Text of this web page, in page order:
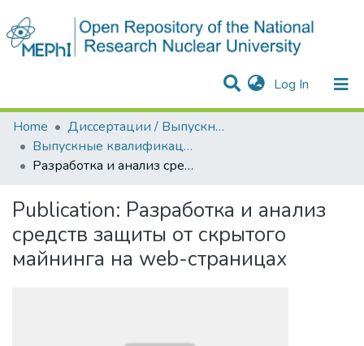
Log In (current)
Statistics
Communities & Collections
All of DSpace
Home
Диссертации / Выпускные квалификационные работы
Выпускные квалификационные работы
Разработка и анализ средств защиты от скрытого майнинга на web-страницах
Publication: Разработка и анализ
средств защиты от скрытого
майнинга на web-страницах